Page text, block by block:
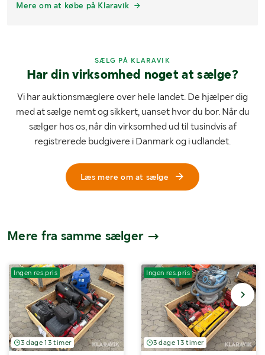
Mere om at købe på Klaravik
SÆLG PÅ KLARAVIK
Har din virksomhed noget at sælge?
Vi har auktionsmæglere over hele landet. De hjælper dig
med at sælge nemt og sikkert, uanset hvor du bor. Når du
sælger hos os, når din virksomhed ud til tusindvis af
registrerede budgivere i Danmark og i udlandet.
Læs mere om at sælge
Mere fra samme sælger
Ingen res.pris
3 dage 13 timer
Ingen res.pris
3 dage 13 timer